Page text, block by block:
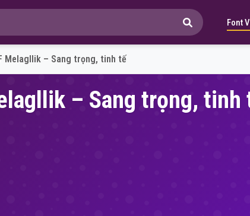
Font
Melagllik – Sang trọng, tinh tế
– Sang trọng, tinh